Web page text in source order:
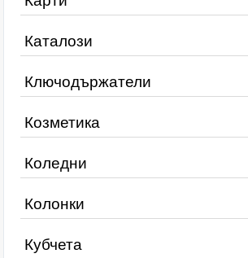
Каталози
Ключодържатели
Козметика
Коледни
Колонки
Кубчета